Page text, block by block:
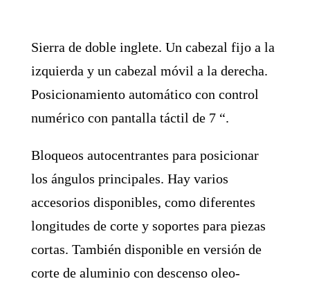
Sierra de doble inglete. Un cabezal fijo a la
izquierda y un cabezal móvil a la derecha.
Posicionamiento automático con control
numérico con pantalla táctil de 7 “.
Bloqueos autocentrantes para posicionar
los ángulos principales. Hay varios
accesorios disponibles, como diferentes
longitudes de corte y soportes para piezas
cortas. También disponible en versión de
corte de aluminio con descenso oleo-